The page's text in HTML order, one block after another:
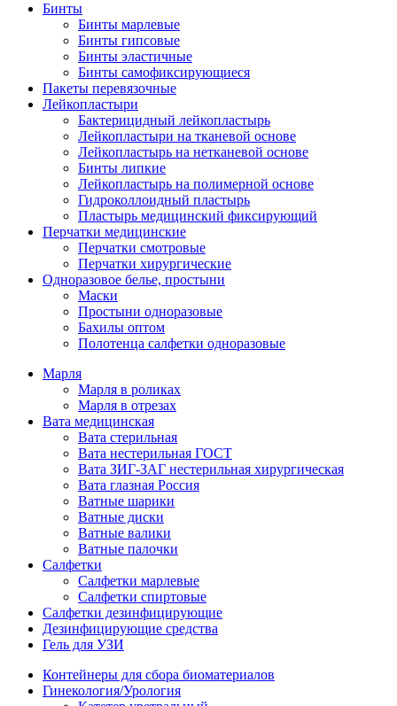
Бинты
Бинты марлевые
Бинты гипсовые
Бинты эластичные
Бинты самофиксирующиеся
Пакеты перевязочные
Лейкопластыри
Бактерицидный лейкопластырь
Лейкопластыри на тканевой основе
Лейкопластырь на нетканевой основе
Бинты липкие
Лейкопластырь на полимерной основе
Гидроколлоидный пластырь
Пластырь медицинский фиксирующий
Перчатки медицинские
Перчатки смотровые
Перчатки хирургические
Одноразовое белье, простыни
Маски
Простыни одноразовые
Бахилы оптом
Полотенца салфетки одноразовые
Марля
Марля в роликах
Марля в отрезах
Вата медицинская
Вата стерильная
Вата нестерильная ГОСТ
Вата ЗИГ-ЗАГ нестерильная хирургическая
Вата глазная Россия
Ватные шарики
Ватные диски
Ватные валики
Ватные палочки
Салфетки
Салфетки марлевые
Салфетки спиртовые
Салфетки дезинфицирующие
Дезинфицирующие средства
Гель для УЗИ
Контейнеры для сбора биоматериалов
Гинекология/Урология